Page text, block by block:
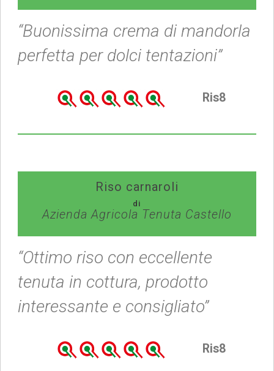
“Buonissima crema di mandorla
perfetta per dolci tentazioni”
Ris8
Riso carnaroli
di
Azienda Agricola Tenuta Castello
“Ottimo riso con eccellente
tenuta in cottura, prodotto
interessante e consigliato”
Ris8